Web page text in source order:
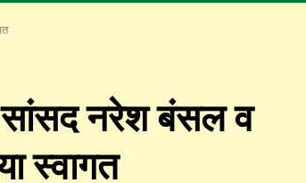
सांसद नरेश बंसल व
स्वागत